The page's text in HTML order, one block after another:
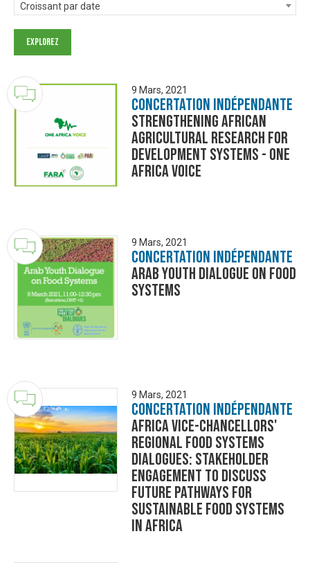
Croissant par date
9 Mars, 2021
Concertation Indépendante
Strengthening African
Agricultural Research for
Development Systems - One
Africa Voice
9 Mars, 2021
Concertation Indépendante
Arab Youth Dialogue on Food
Systems
9 Mars, 2021
Concertation Indépendante
Africa Vice-Chancellors'
Regional Food Systems
Dialogues: Stakeholder
engagement to discuss
future pathways for
sustainable food systems
in Africa